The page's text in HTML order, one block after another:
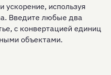
ускорение, используя
Введите любые два
с конвертацией единиц
объектами.